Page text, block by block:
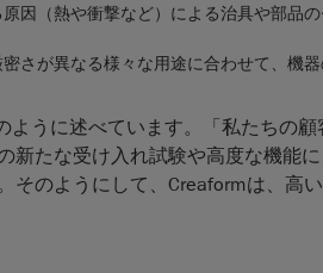
因（熱や衝撃など）による治具や部品の
さが異なる様々な用途に合わせて、機
うに述べています。「私たちの顧
新たな受け入れ試験や高度な機能に
そのようにして、Creaformは、高